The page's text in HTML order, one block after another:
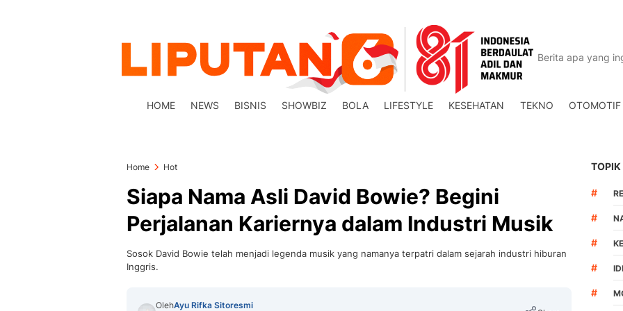
HOME NEWS BISNIS SHOWBIZ BOLA LIFESTYLE KESEHATAN TEKNO OTOMOTIF
Home Hot
Siapa Nama Asli David Bowie? Begini
Perjalanan Kariernya dalam Industri Musik
Sosok David Bowie telah menjadi legenda musik yang namanya terpatri dalam sejarah industri hiburan
Inggris.
OlehAyu Rifka Sitoresmi
TOPIK
#
#
#
#
#